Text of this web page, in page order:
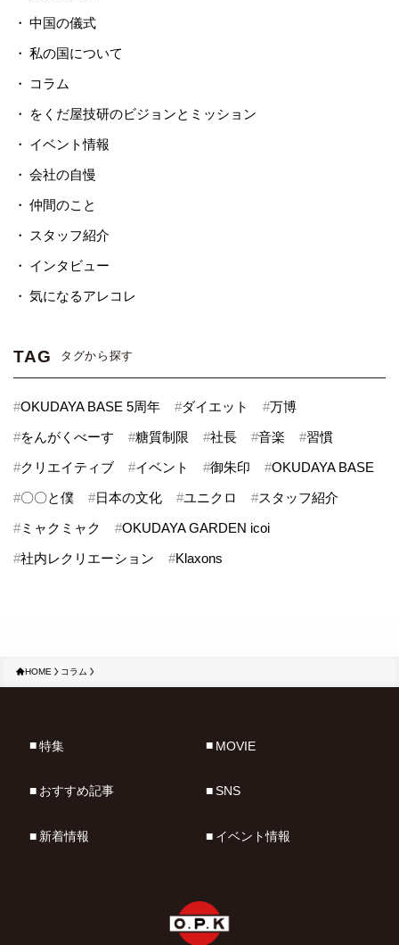
中国の儀式
私の国について
コラム
をくだ屋技研のビジョンとミッション
イベント情報
会社の自慢
仲間のこと
スタッフ紹介
インタビュー
気になるアレコレ
TAG タグから探す
#OKUDAYA BASE 5周年 #ダイエット #万博
#をんがくべーす #糖質制限 #社長 #音楽 #習慣
#クリエイティブ #イベント #御朱印 #OKUDAYA BASE
#〇〇と僕 #日本の文化 #ユニクロ #スタッフ紹介
#ミャクミャク #OKUDAYA GARDEN icoi
#社内レクリエーション #Klaxons
HOME コラム
特集
おすすめ記事
新着情報
MOVIE
SNS
イベント情報